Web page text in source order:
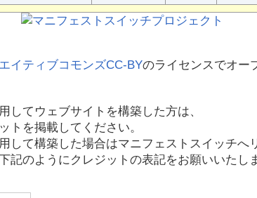
イティブコモンズCC-BYのライセンスでオー
してウェブサイトを構築した方は、
トを掲載してください。
して構築した場合はマニフェストスイッチへ
記のようにクレジットの表記をお願いいたし